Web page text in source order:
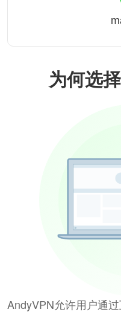
为何选
AndyVPN允许用户通